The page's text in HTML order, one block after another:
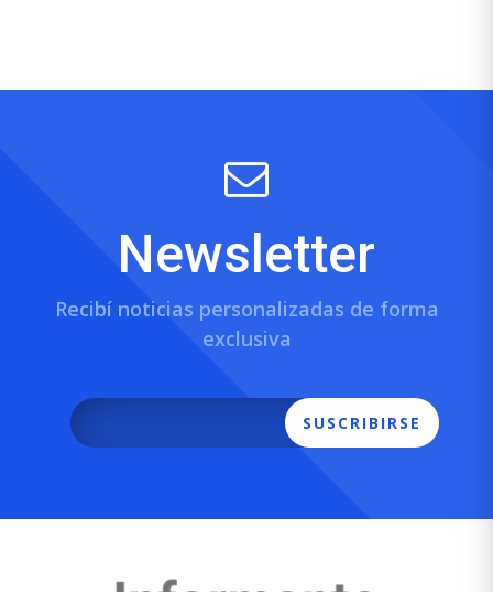
Newsletter
Recibí noticias personalizadas de forma
exclusiva
SUSCRIBIRSE